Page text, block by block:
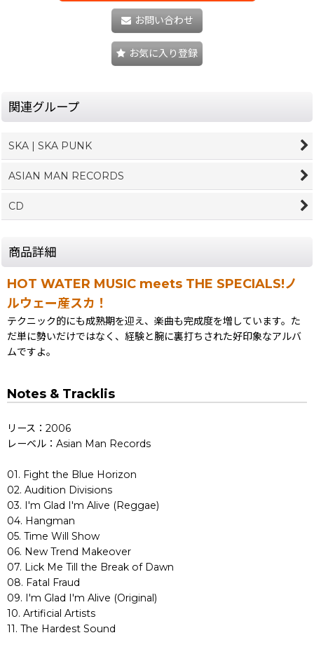
お問い合わせ
お気に入り登録
関連グループ
SKA | SKA PUNK
ASIAN MAN RECORDS
CD
商品詳細
HOT WATER MUSIC meets THE SPECIALS!ノ
ルウェー産スカ！
テクニック的にも成熟期を迎え、楽曲も完成度を増しています。た
だ単に勢いだけではなく、経験と腕に裏打ちされた好印象なアルバ
ムですよ。
Notes & Tracklis
リース：2006
レーベル：Asian Man Records
01. Fight the Blue Horizon
02. Audition Divisions
03. I'm Glad I'm Alive (Reggae)
04. Hangman
05. Time Will Show
06. New Trend Makeover
07. Lick Me Till the Break of Dawn
08. Fatal Fraud
09. I'm Glad I'm Alive (Original)
10. Artificial Artists
11. The Hardest Sound